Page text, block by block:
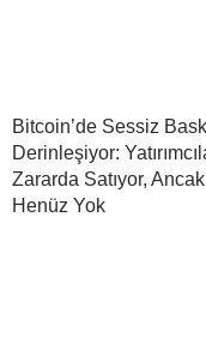
Bitcoin’de Sessiz
Derinleşiyor:
Zararda Satıyor,
Henüz Yok